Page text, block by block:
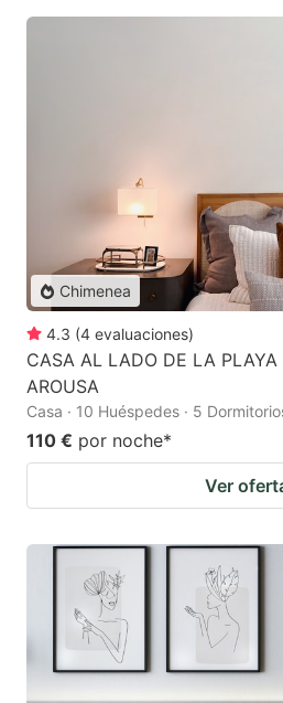
Chimenea
4.3 (4 evaluaciones)
CASA AL LADO DE LA PLAYA
AROUSA
Casa · 10 Huéspedes · 5
110 € por noche*
Ver